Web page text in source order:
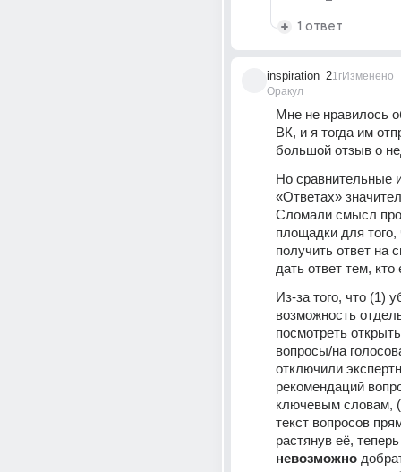
1 ответ
inspiration_2
Оракул
1гИзменено
Мне не нравилось
ВК, и я тогда им
большой отзыв о
Но сравнительные
«Ответах»
Сломали смысл
площадки для
получить ответ на
дать ответ тем, кто
Из-за того, что (1)
возможность
посмотреть
вопросы/на
отключили
рекомендаций
ключевым словам,
текст вопросов
невозможно